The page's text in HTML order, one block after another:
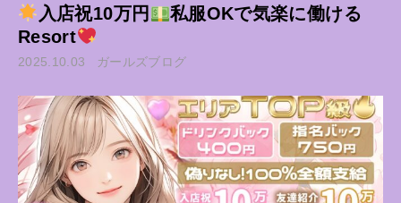
入店祝10万円
私服OKで気楽に働ける
Resort
2025.10.03 ガールズブログ